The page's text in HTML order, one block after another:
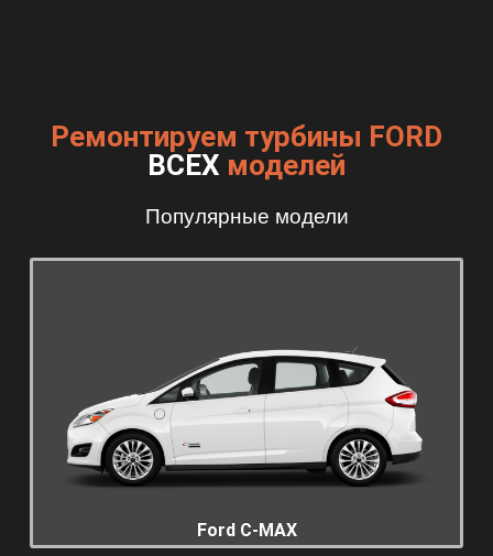
Ремонтируем турбины FORD
ВСЕХ моделей
Популярные модели
Ford C-MAX